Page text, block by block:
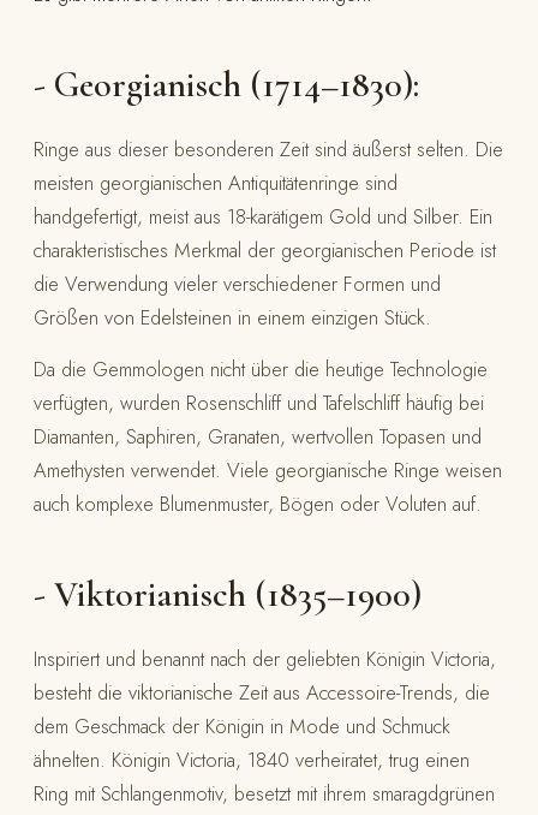
- Georgianisch (1714–1830):
Ringe aus dieser besonderen Zeit sind äußerst selten. Die
meisten georgianischen Antiquitätenringe sind
handgefertigt, meist aus 18-karätigem Gold und Silber. Ein
charakteristisches Merkmal der georgianischen Periode ist
die Verwendung vieler verschiedener Formen und
Größen von Edelsteinen in einem einzigen Stück.
Da die Gemmologen nicht über die heutige Technologie
verfügten, wurden Rosenschliff und Tafelschliff häufig bei
Diamanten, Saphiren, Granaten, wertvollen Topasen und
Amethysten verwendet. Viele georgianische Ringe weisen
auch komplexe Blumenmuster, Bögen oder Voluten auf.
- Viktorianisch (1835–1900)
Inspiriert und benannt nach der geliebten Königin Victoria,
besteht die viktorianische Zeit aus Accessoire-Trends, die
dem Geschmack der Königin in Mode und Schmuck
ähnelten. Königin Victoria, 1840 verheiratet, trug einen
Ring mit Schlangenmotiv, besetzt mit ihrem smaragdgrünen